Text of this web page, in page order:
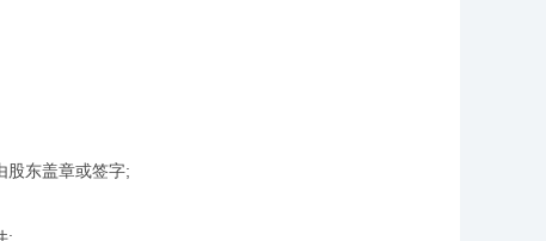
东盖章或签字;